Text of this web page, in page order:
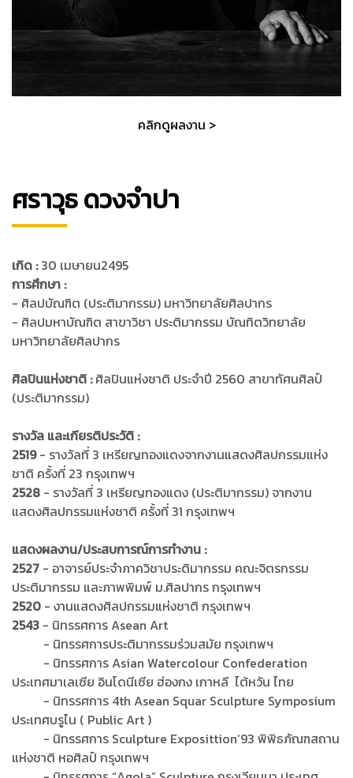
คลิกดูผลงาน >
ศราวุธ ดวงจำปา
เกิด :30 เมษายน2495
การศึกษา :
- ศิลปบัณฑิต (ประติมากรรม) มหาวิทยาลัยศิลปากร
- ศิลปมหาบัณฑิต สาขาวิชา ประติมากรรม บัณทิตวิทยาลัย
มหาวิทยาลัยศิลปากร
ศิลปินแห่งชาติ :ศิลปินแห่งชาติ ประจำปี 2560 สาขาทัศนศิลป์
(ประติมากรรม)
รางวัล และเกียรติประวัติ :
2519- รางวัลที่ 3 เหรียญทองแดงจากงานแสดงศิลปกรรมแห่ง
ชาติ ครั้งที่ 23 กรุงเทพฯ
2528 - รางวัลที่ 3 เหรียญทองแดง (ประติมากรรม) จากงาน
แสดงศิลปกรรมแห่งชาติ ครั้งที่ 31 กรุงเทพฯ
แสดงผลงาน/ประสบการณ์การทำงาน :
2527 - อาจารย์ประจำภาควิชาประติมากรรม คณะจิตรกรรม
ประติมากรรม และภาพพิมพ์ ม.ศิลปากร กรุงเทพฯ
2520 - งานแสดงศิลปกรรมแห่งชาติ กรุงเทพฯ
2543 - นิทรรศการ Asean Art
- นิทรรศการประติมากรรมร่วมสมัย กรุงเทพฯ
- นิทรรศการ Asian Watercolour Confederation
ประเทศมาเลเซีย อินโดนีเซีย ฮ่องกง เกาหลี ไต้หวัน ไทย
- นิทรรศการ 4th Asean Squar Sculpture Symposium
ประเทศบรูไน ( Public Art )
- นิทรรศการ Sculpture Exposittion’93 พิพิธภัณฑสถาน
แห่งชาติ หอศิลป์ กรุงเทพฯ